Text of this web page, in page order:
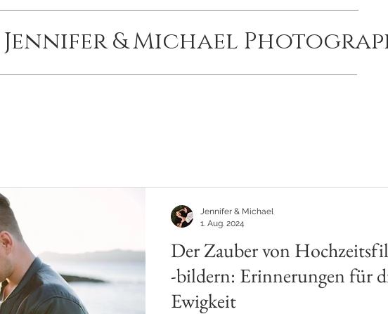
& Michael
Der Zauber von
-bildern: Erinnerungen für
Ewigkeit
Jennifer & Michael
1. Aug. 2024